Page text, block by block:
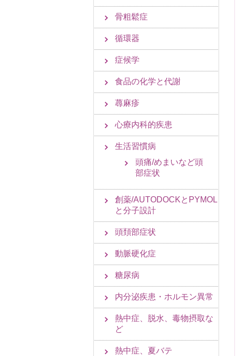
骨粗鬆症
循環器
症候学
食品の化学と代謝
蕁麻疹
心療内科的疾患
生活習慣病
頭痛/めまいなど頭
部症状
創薬/AUTODOCKとPYMOL
と分子設計
頭頚部症状
動脈硬化症
糖尿病
内分泌疾患・ホルモン異常
熱中症、脱水、毒物摂取な
ど
熱中症、夏バテ